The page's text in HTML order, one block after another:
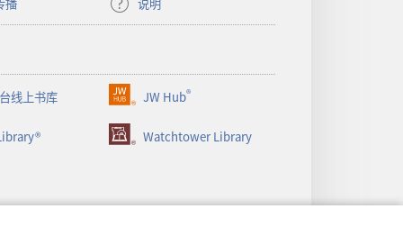
线上书库 JW Hub®
（打
开
新
Watchtower Library